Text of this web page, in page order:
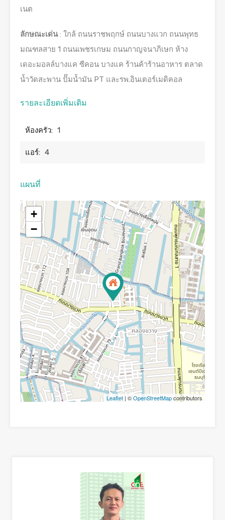
เนต
ลักษณะเด่น: ใกล้ ถนนราชพฤกษ์ ถนนบางแวก ถนนพุทธ
มณฑลสาย 1 ถนนเพชรเกษม ถนนกาญจนาภิเษก ห้าง
เดอะมอลล์บางแค ซีคอน บางแค ร้านค้าร้านอาหาร ตลาด
น้ำวัดสะพาน ปั๊มน้ำมัน PT และรพ.อินเตอร์เมดิคอล
รายละเอียดเพิ่มเติม
ห้องครัว: 1
แอร์: 4
แผนที่
+
−
Leaflet | ©OpenStreetMapcontributors